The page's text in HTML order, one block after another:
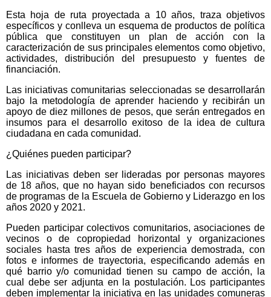
Esta hoja de ruta proyectada a 10 años, traza objetivos
específicos y conlleva un esquema de productos de política
pública que constituyen un plan de acción con la
caracterización de sus principales elementos como objetivo,
actividades, distribución del presupuesto y fuentes de
financiación.
Las iniciativas comunitarias seleccionadas se desarrollarán
bajo la metodología de aprender haciendo y recibirán un
apoyo de diez millones de pesos, que serán entregados en
insumos para el desarrollo exitoso de la idea de cultura
ciudadana en cada comunidad.
¿Quiénes pueden participar?
Las iniciativas deben ser lideradas por personas mayores
de 18 años, que no hayan sido beneficiados con recursos
de programas de la Escuela de Gobierno y Liderazgo en los
años 2020 y 2021.
Pueden participar colectivos comunitarios, asociaciones de
vecinos o de copropiedad horizontal y organizaciones
sociales hasta tres años de experiencia demostrada, con
fotos e informes de trayectoria, especificando además en
qué barrio y/o comunidad tienen su campo de acción, la
cual debe ser adjunta en la postulación. Los participantes
deben implementar la iniciativa en las unidades comuneras